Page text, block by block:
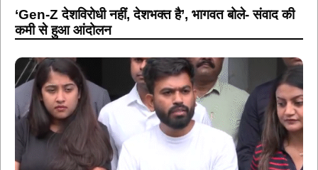
‘Gen-Z देशविरोधी नहीं, देशभक्त है’, भागवत बोले- संवाद की
कमी से हुआ आंदोलन